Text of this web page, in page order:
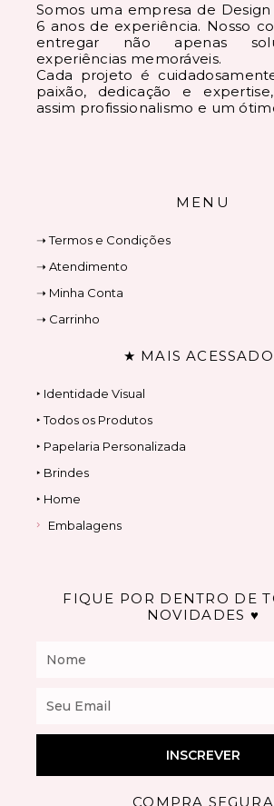
Somos uma empresa de
6 anos de experiência. Nosso
entregar não apenas
experiências memoráveis.
Cada projeto é
paixão, dedicação e
assim profissionalismo e um
MENU
➝ Termos e Condições
➝ Atendimento
➝ Minha Conta
➝ Carrinho
★ MAIS
‣ Identidade Visual
‣ Todos os Produtos
‣ Papelaria Personalizada
‣ Brindes
‣ Home
Embalagens
FIQUE POR DENTRO DE
NOVIDADES ♥
INSCREVER
COMPRA SEGURA